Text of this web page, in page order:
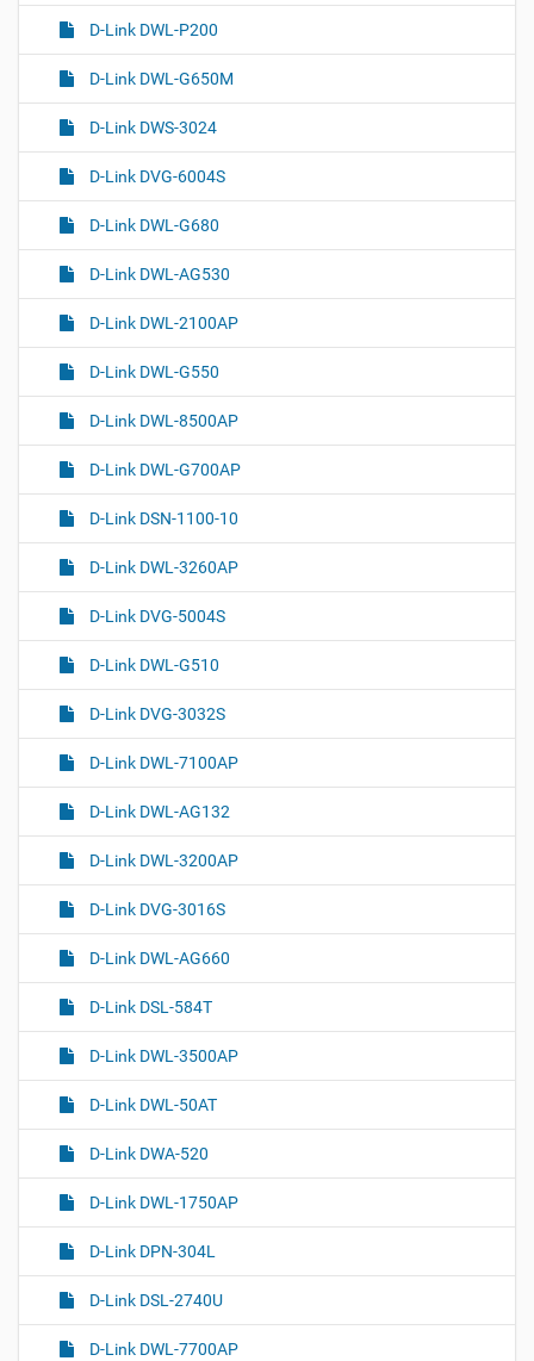
D-Link DWL-P200
D-Link DWL-G650M
D-Link DWS-3024
D-Link DVG-6004S
D-Link DWL-G680
D-Link DWL-AG530
D-Link DWL-2100AP
D-Link DWL-G550
D-Link DWL-8500AP
D-Link DWL-G700AP
D-Link DSN-1100-10
D-Link DWL-3260AP
D-Link DVG-5004S
D-Link DWL-G510
D-Link DVG-3032S
D-Link DWL-7100AP
D-Link DWL-AG132
D-Link DWL-3200AP
D-Link DVG-3016S
D-Link DWL-AG660
D-Link DSL-584T
D-Link DWL-3500AP
D-Link DWL-50AT
D-Link DWA-520
D-Link DWL-1750AP
D-Link DPN-304L
D-Link DSL-2740U
D-Link DWL-7700AP